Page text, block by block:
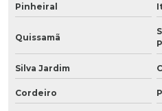
Pinheiral
Quissamã
Silva Jardim
Cordeiro